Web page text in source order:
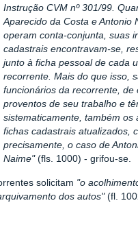
Instrução CVM nº 301/99.
Aparecido da Costa e Antonio
operam conta-conjunta, suas
cadastrais encontravam-se,
junto à ficha pessoal de cada
recorrente. Mais do que isso,
funcionários da recorrente, de
proventos de seu trabalho e
sistematicamente, também os
fichas cadastrais atualizados,
precisamente, o caso de
Naime"(fls. 1000) - grifou-se.
solicitam "o
dos autos"(fl.